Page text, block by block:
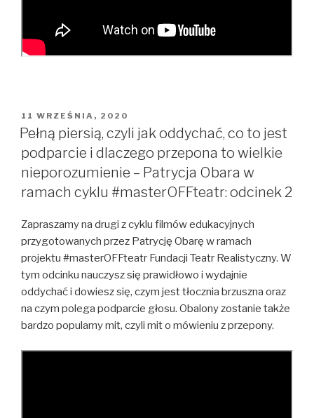
OPUBLIKOWANE
W
11 WRZEŚNIA, 2020
Pełną piersią, czyli jak oddychać, co to jest
podparcie i dlaczego przepona to wielkie
nieporozumienie – Patrycja Obara w
ramach cyklu #masterOFFteatr: odcinek 2
Zapraszamy na drugi z cyklu filmów edukacyjnych
przygotowanych przez Patrycję Obarę w ramach
projektu #masterOFFteatr Fundacji Teatr Realistyczny. W
tym odcinku nauczysz się prawidłowo i wydajnie
oddychać i dowiesz się, czym jest tłocznia brzuszna oraz
na czym polega podparcie głosu. Obalony zostanie także
bardzo popularny mit, czyli mit o mówieniu z przepony.